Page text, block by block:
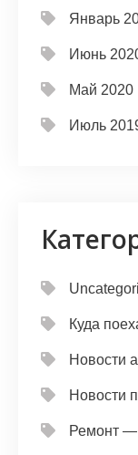
Январь
Июнь
Май 2020
Июль
Куда
Новости
Новости
Ремонт —